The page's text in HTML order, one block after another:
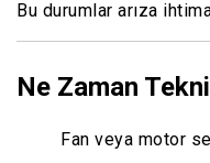
Bu durumlar arıza
Ne Zaman
Fan veya motor